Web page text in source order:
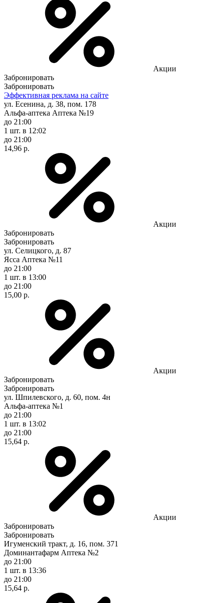
Акции
Забронировать
Забронировать
Эффективная реклама на сайте
ул. Есенина, д. 38, пом. 178
Альфа-аптека Аптека №19
до 21:00
1 шт. в 12:02
до 21:00
14,96 р.
Акции
Забронировать
Забронировать
ул. Селицкого, д. 87
Ясса Аптека №11
до 21:00
1 шт. в 13:00
до 21:00
15,00 р.
Акции
Забронировать
Забронировать
ул. Шпилевского, д. 60, пом. 4н
Альфа-аптека №1
до 21:00
1 шт. в 13:02
до 21:00
15,64 р.
Акции
Забронировать
Забронировать
Игуменский тракт, д. 16, пом. 371
Доминантафарм Аптека №2
до 21:00
1 шт. в 13:36
до 21:00
15,64 р.